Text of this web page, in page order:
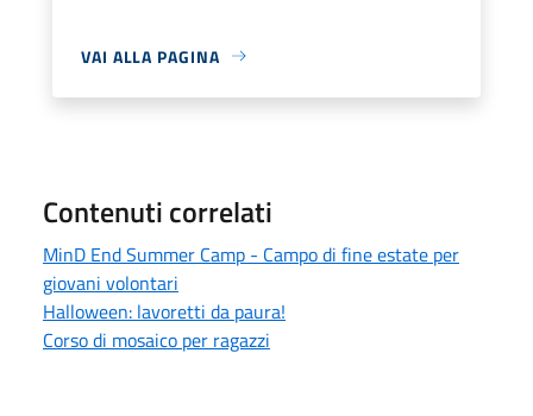
VAI ALLA PAGINA
Contenuti correlati
MinD End Summer Camp - Campo di fine estate per
giovani volontari
Halloween: lavoretti da paura!
Corso di mosaico per ragazzi